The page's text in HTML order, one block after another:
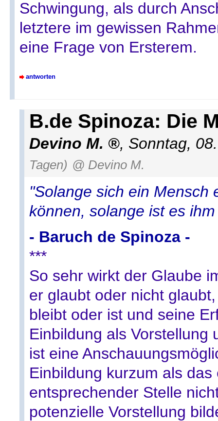
Schwingung, als durch
letztere im gewissen
eine Frage von Ersterem.
antworten
B.de Spinoza: Die
Devino M. , Sonntag,
Tagen) @ Devino M.
"Solange sich ein Mensch
können, solange ist es
- Baruch de Spinoza -
***
So sehr wirkt der Glaube
er glaubt oder nicht
bleibt oder ist und seine
Einbildung als Vorstellung
ist eine
Einbildung kurzum als
entsprechender Stelle
potenzielle Vorstellung